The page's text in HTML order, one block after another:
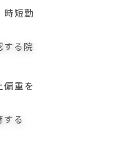
時短勤
偏重を